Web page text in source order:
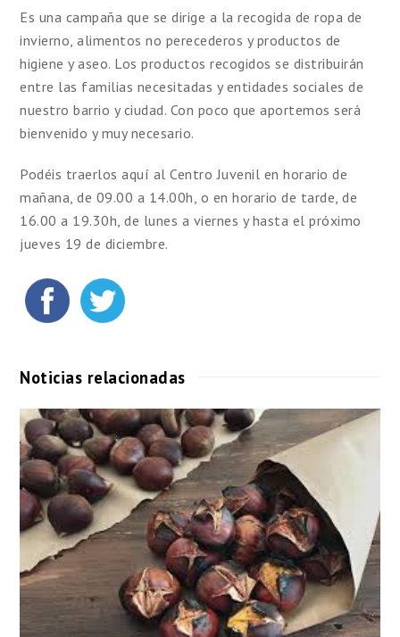
Es una campaña que se dirige a la recogida de ropa de
invierno, alimentos no perecederos y productos de
higiene y aseo. Los productos recogidos se distribuirán
entre las familias necesitadas y entidades sociales de
nuestro barrio y ciudad. Con poco que aportemos será
bienvenido y muy necesario.
Podéis traerlos aquí al Centro Juvenil en horario de
mañana, de 09.00 a 14.00h, o en horario de tarde, de
16.00 a 19.30h, de lunes a viernes y hasta el próximo
jueves 19 de diciembre.
Noticias relacionadas